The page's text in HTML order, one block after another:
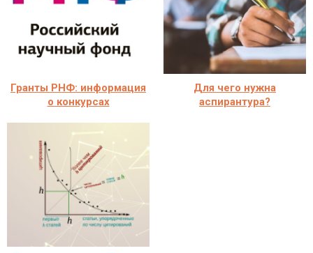
Гранты РНФ: информация
о конкурсах
Для чего нужна
аспирантура?